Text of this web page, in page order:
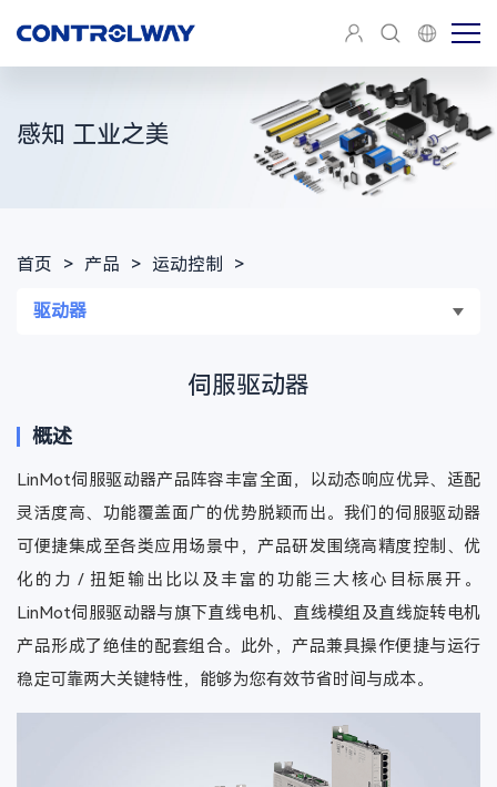
感知 工业之美
首页 > 产品 > 运动控制 >
驱动器
伺服驱动器
概述
LinMot伺服驱动器产品阵容丰富全面，以动态响应优异、适配
灵活度高、功能覆盖面广的优势脱颖而出。我们的伺服驱动器
可便捷集成至各类应用场景中，产品研发围绕高精度控制、优
化的力 / 扭矩输出比以及丰富的功能三大核心目标展开。
LinMot伺服驱动器与旗下直线电机、直线模组及直线旋转电机
产品形成了绝佳的配套组合。此外，产品兼具操作便捷与运行
稳定可靠两大关键特性，能够为您有效节省时间与成本。